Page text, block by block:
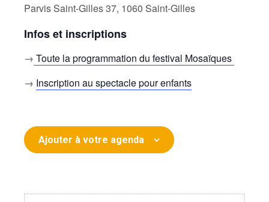
Parvis Saint-Gilles 37, 1060 Saint-Gilles
Infos et inscriptions
→ Toute la programmation du festival Mosaïques
→ Inscription au spectacle pour enfants
Ajouter à votre agenda